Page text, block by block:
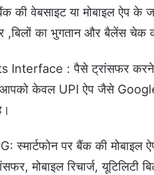
की वेबसाइट या मोबाइल ऐप
,बिलों का भुगतान और बैलेंस चेक
Interface : पैसे ट्रांसफर करने
आपको केवल UPI ऐप जैसे
स्मार्टफोन पर बैंक की
मोबाइल रिचार्ज, यूटिलिटी